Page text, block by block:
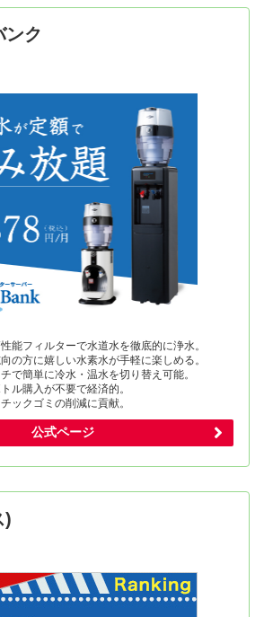
ンク
能フィルターで水道水を徹底的に浄水。
の方に嬉しい水素水が手軽に楽しめる。
で簡単に冷水・温水を切り替え可能。
ル購入が不要で経済的。
ックゴミの削減に貢献。
公式ページ
)